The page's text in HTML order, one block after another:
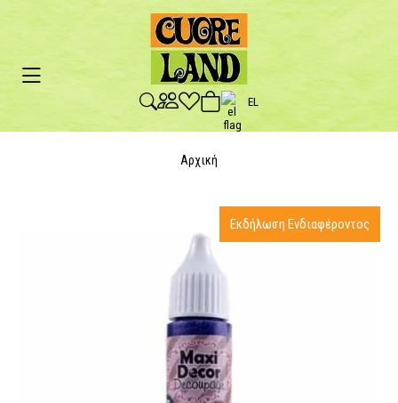
EL
Αρχική
Εκδήλωση Ενδιαφέροντος